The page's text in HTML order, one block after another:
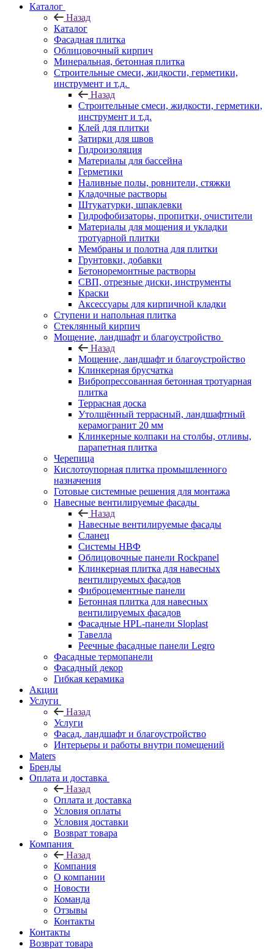
Каталог
Назад
Каталог
Фасадная плитка
Облицовочный кирпич
Минеральная, бетонная плитка
Строительные смеси, жидкости, герметики,
инструмент и т.д.
Назад
Строительные смеси, жидкости, герметики,
инструмент и т.д.
Клей для плитки
Затирки для швов
Гидроизоляция
Материалы для бассейна
Герметики
Наливные полы, ровнители, стяжки
Кладочные растворы
Штукатурки, шпаклевки
Гидрофобизаторы, пропитки, очистители
Материалы для мощения и укладки
тротуарной плитки
Мембраны и полотна для плитки
Грунтовки, добавки
Бетоноремонтные растворы
СВП, отрезные диски, инструменты
Краски
Аксессуары для кирпичной кладки
Ступени и напольная плитка
Cтеклянный кирпич
Мощение, ландшафт и благоустройство
Назад
Мощение, ландшафт и благоустройство
Клинкерная брусчатка
Вибропрессованная бетонная тротуарная
плитка
Террасная доска
Утолщённый террасный, ландшафтный
керамогранит 20 мм
Клинкерные колпаки на столбы, отливы,
парапетная плитка
Черепица
Кислотоупорная плитка промышленного
назначения
Готовые системные решения для монтажа
Навесные вентилируемые фасады
Назад
Навесные вентилируемые фасады
Сланец
Системы НВФ
Облицовочные панели Rockpanel
Клинкерная плитка для навесных
вентилируемых фасадов
Фиброцементные панели
Бетонная плитка для навесных
вентилируемых фасадов
Фасадные HPL-панели Sloplast
Тавелла
Реечные фасадные панели Legro
Фасадные термопанели
Фасадный декор
Гибкая керамика
Акции
Услуги
Назад
Услуги
Фасад, ландшафт и благоустройство
Интерьеры и работы внутри помещений
Maters
Бренды
Оплата и доставка
Назад
Оплата и доставка
Условия оплаты
Условия доставки
Возврат товара
Компания
Назад
Компания
О компании
Новости
Команда
Отзывы
Контакты
Контакты
Возврат товара